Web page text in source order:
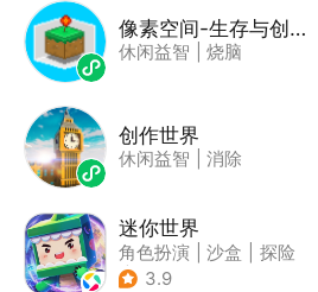
像素空间-生存与创造
休闲益智 烧脑
创作世界
休闲益智 消除
迷你世界
角色扮演 沙盒
探险
| 我的世界
3.9